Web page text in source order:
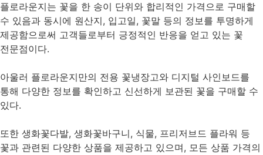
플로라운지는 꽃을 한 송이 단위와 합리적인 가격으로 구매할
수 있음과 동시에 원산지, 입고일, 꽃말 등의 정보를 투명하게
제공함으로써 고객들로부터 긍정적인 반응을 얻고 있는 꽃
전문점이다.
아울러 플로라운지만의 전용 꽃냉장고와 디지털 사인보드를
통해 다양한 정보를 확인하고 신선하게 보관된 꽃을 구매할 수
있다.
또한 생화꽃다발, 생화꽃바구니, 식물, 프리저브드 플라워 등
꽃과 관련된 다양한 상품을 제공하고 있으며, 모든 상품 가격의